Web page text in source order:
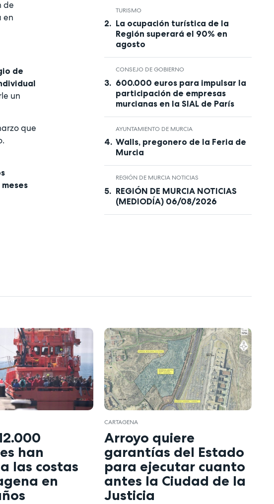
de
en
de
un
que
TURISMO
La ocupación turística de la
Región superará el 90% en
agosto
CONSEJO DE GOBIERNO
600.000 euros para impulsar la
participación de empresas
murcianas en la SIAL de París
AYUNTAMIENTO DE MURCIA
Walls, pregonero de la Feria de
Murcia
REGIÓN DE MURCIA NOTICIAS
REGIÓN DE MURCIA NOTICIAS
(MEDIODÍA) 06/08/2026
han
las costas
en
CARTAGENA
Arroyo quiere
garantías del Estado
para ejecutar cuanto
antes la Ciudad de la
Justicia